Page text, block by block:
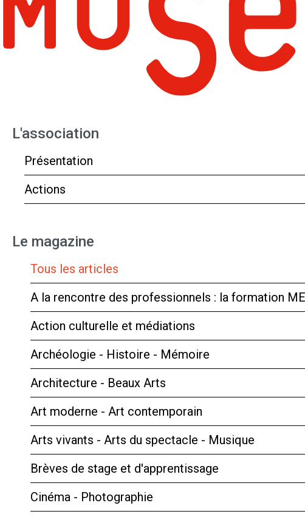
L'association
Présentation
Actions
Le magazine
Tous les articles
A la rencontre des professionnels : la formation
Action culturelle et médiations
Archéologie - Histoire - Mémoire
Architecture - Beaux Arts
Art moderne - Art contemporain
Arts vivants - Arts du spectacle - Musique
Brèves de stage et d'apprentissage
Cinéma - Photographie